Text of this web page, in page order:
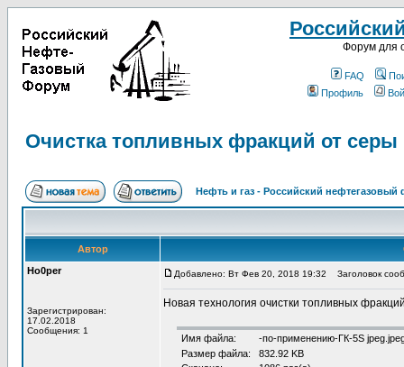
Форум для
FAQ
Профиль
Очистка топливных фракций от серы
Нефть и газ - Российский нефтегазовый
Автор
Ho0per
Зарегистрирован:
17.02.2018
Сообщения: 1
Добавлено: Вт Фев 20, 2018 19:32 Заголовок
Новая технология очистки топливных
Имя файла:
-по-применению-ГК-5S
Размер файла:
832.92 KB